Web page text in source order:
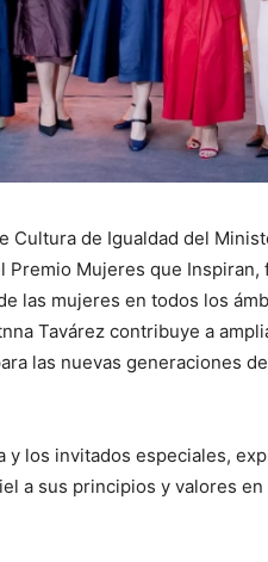
Cultura de Igualdad del
Premio Mujeres que
las mujeres en todos los
Tavárez contribuye a
las nuevas generaciones
y los invitados especiales,
a sus principios y valores